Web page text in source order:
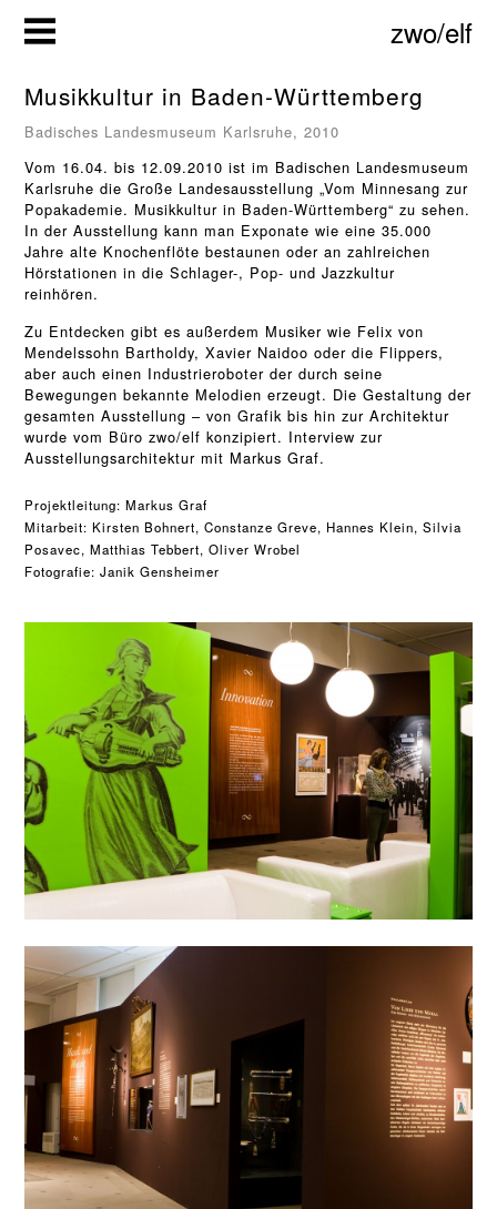
Zum
Inhalt
zwo/elf
Musikkultur in Baden-Württemberg
Badisches Landesmuseum Karlsruhe, 2010
Vom 16.04. bis 12.09.2010 ist im Badischen Landesmuseum
Karlsruhe die Große Landesausstellung „Vom Minnesang zur
Popakademie. Musikkultur in Baden-Württemberg“ zu sehen.
In der Ausstellung kann man Exponate wie eine 35.000
Jahre alte Knochenflöte bestaunen oder an zahlreichen
Hörstationen in die Schlager-, Pop- und Jazzkultur
reinhören.
Zu Entdecken gibt es außerdem Musiker wie Felix von
Mendelssohn Bartholdy, Xavier Naidoo oder die Flippers,
aber auch einen Industrieroboter der durch seine
Bewegungen bekannte Melodien erzeugt. Die Gestaltung der
gesamten Ausstellung – von Grafik bis hin zur Architektur
wurde vom Büro zwo/elf konzipiert. Interview zur
Ausstellungsarchitektur mit Markus Graf.
Projektleitung: Markus Graf
Mitarbeit: Kirsten Bohnert, Constanze Greve, Hannes Klein, Silvia
Posavec, Matthias Tebbert, Oliver Wrobel
Fotografie: Janik Gensheimer